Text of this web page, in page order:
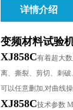
详情介绍
变频材料试验
XJ858C有着超大
离、撕裂、剪切
可以任意删加,对曲线
XJ858C技术参数